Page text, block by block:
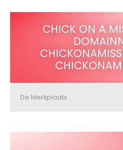
CHICK ON A
De Merkplaats